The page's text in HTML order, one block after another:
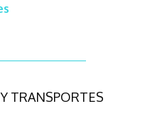
TRANSPORTES